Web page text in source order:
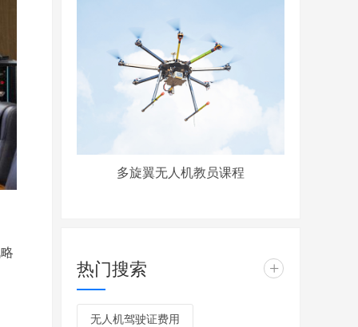
多旋翼无人机教员课程
热门搜索 +
无人机驾驶证费用